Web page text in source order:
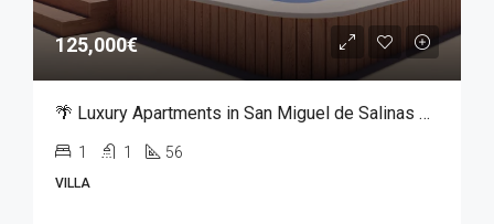
125,000€
🌴 Luxury Apartments in San Miguel de Salinas – From €125,000
1 1 56
VILLA